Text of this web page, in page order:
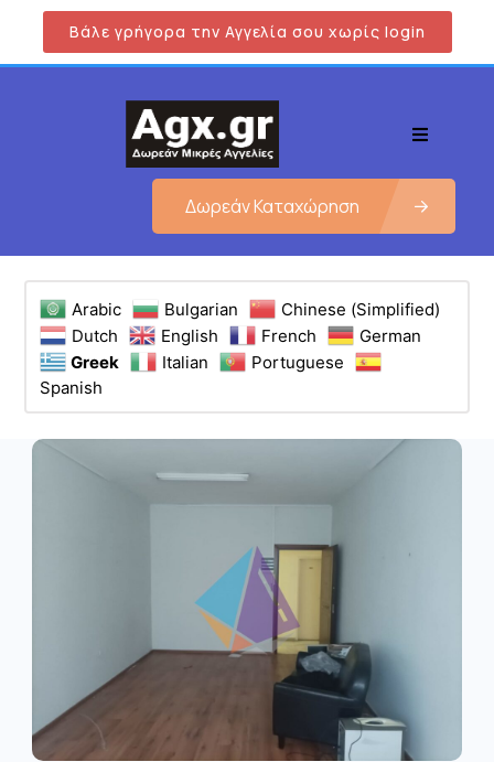
Βάλε γρήγορα την Αγγελία σου χωρίς login
Δωρεάν Καταχώρηση
Arabic Bulgarian
Chinese (Simplified)
Dutch
English French
German
Greek
Italian
Portuguese
Spanish